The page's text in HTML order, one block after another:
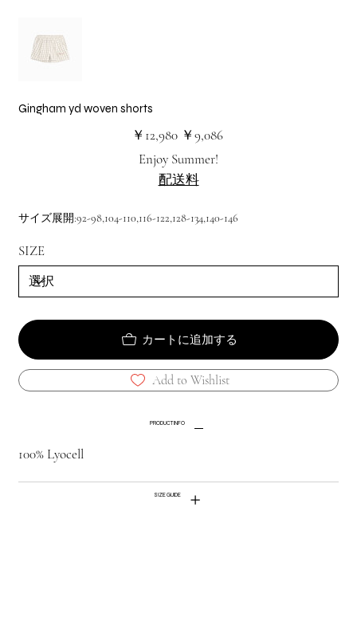
Gingham yd woven shorts
元
の
￥12,980
セ
ー
価
格
￥9,086
Enjoy Summer!
配送料
サイズ展開:92-98,104-110,116-122,128-134,140-146
SIZE
カートに追加する
Add to Wishlist
PRODUCT INFO
100% Lyocell
SIZE GUIDE